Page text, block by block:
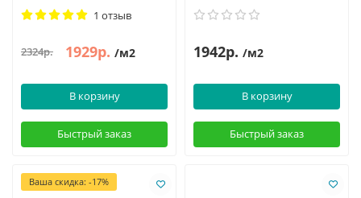
1 отзыв
2324р. 1929р. /м2
В корзину
Быстрый заказ
1942р. /м2
В корзину
Быстрый заказ
Ваша скидка: -17%